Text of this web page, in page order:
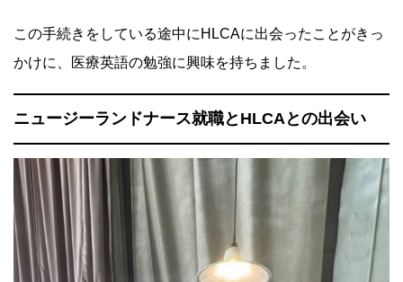
この手続きをしている途中にHLCAに出会ったことがきっ
かけに、医療英語の勉強に興味を持ちました。
ニュージーランドナース就職とHLCAとの出会い